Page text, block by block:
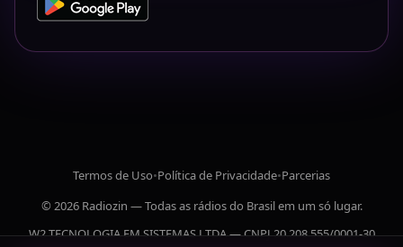
Termos de Uso•Política de Privacidade•Parcerias
© 2026 Radiozin — Todas as rádios do Brasil em um só lugar.
W2 TECNOLOGIA EM SISTEMAS LTDA — CNPJ 20.208.555/0001-30